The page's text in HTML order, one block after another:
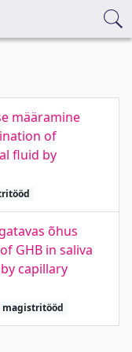
määramine
of
fluid by
õhus
GHB in saliva
capillary
magistritööd